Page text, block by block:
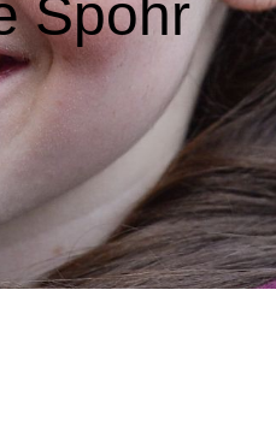
Spohr